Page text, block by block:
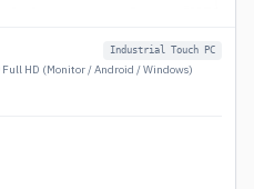
Industrial Touch PC
HD (Monitor / Android / Windows)